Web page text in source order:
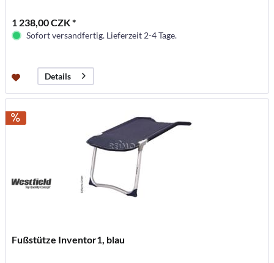
1 238,00 CZK *
Sofort versandfertig. Lieferzeit 2-4 Tage.
Details
Fußstütze Inventor1, blau